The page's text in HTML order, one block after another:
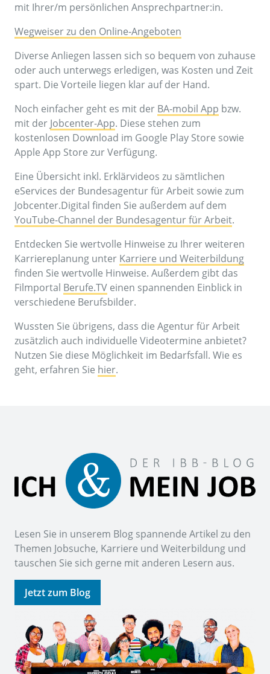
mit Ihrer/m persönlichen Ansprechpartner:in.
Wegweiser zu den Online-Angeboten
Diverse Anliegen lassen sich so bequem von zuhause
oder auch unterwegs erledigen, was Kosten und Zeit
spart. Die Vorteile liegen klar auf der Hand.
Noch einfacher geht es mit der BA-mobil App bzw.
mit der Jobcenter-App. Diese stehen zum
kostenlosen Download im Google Play Store sowie
Apple App Store zur Verfügung.
Eine Übersicht inkl. Erklärvideos zu sämtlichen
eServices der Bundesagentur für Arbeit sowie zum
Jobcenter.Digital finden Sie außerdem auf dem
YouTube-Channel der Bundesagentur für Arbeit.
Entdecken Sie wertvolle Hinweise zu Ihrer weiteren
Karriereplanung unter Karriere und Weiterbildung
finden Sie wertvolle Hinweise. Außerdem gibt das
Filmportal Berufe.TV einen spannenden Einblick in
verschiedene Berufsbilder.
Wussten Sie übrigens, dass die Agentur für Arbeit
zusätzlich auch individuelle Videotermine anbietet?
Nutzen Sie diese Möglichkeit im Bedarfsfall. Wie es
geht, erfahren Sie hier.
Lesen Sie in unserem Blog spannende Artikel zu den
Themen Jobsuche, Karriere und Weiterbildung und
tauschen Sie sich gerne mit anderen Lesern aus.
Jetzt zum Blog